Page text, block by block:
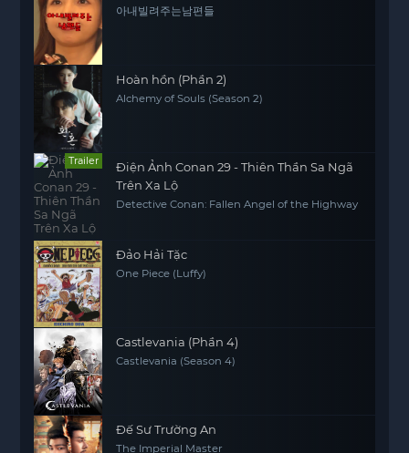
아내빌려주는남편들
Hoàn hồn (Phần 2)
Alchemy of Souls (Season 2)
Trailer
Điện Ảnh Conan 29 - Thiên Thần Sa Ngã
Trên Xa Lộ
Detective Conan: Fallen Angel of the Highway
Đảo Hải Tặc
One Piece (Luffy)
Castlevania (Phần 4)
Castlevania (Season 4)
Đế Sư Trường An
The Imperial Master